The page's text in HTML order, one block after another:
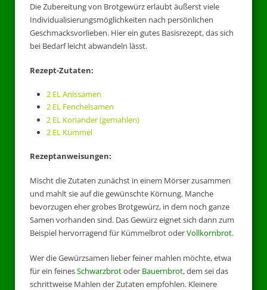
Die Zubereitung von Brotgewürz erlaubt äußerst viele
Individualisierungsmöglichkeiten nach persönlichen
Geschmacksvorlieben. Hier ein gutes Basisrezept, das sich
bei Bedarf leicht abwandeln lässt.
Rezept-Zutaten:
2 EL Anissamen
2 EL Fenchelsamen
2 EL Koriander (gemahlen)
2 EL Kümmel
Rezeptanweisungen:
Mischt die Zutaten zunächst in einem Mörser zusammen
und mahlt sie auf die gewünschte Körnung. Manche
bevorzugen eher grobes Brotgewürz, in dem noch ganze
Samen vorhanden sind. Das Gewürz eignet sich dann zum
Beispiel hervorragend für Kümmelbrot oderVollkornbrot.
Wer die Gewürzsamen lieber feiner mahlen möchte, etwa
für ein feinesSchwarzbrotoder Bauernbrot, dem sei das
schrittweise Mahlen der Zutaten empfohlen. Kleinere